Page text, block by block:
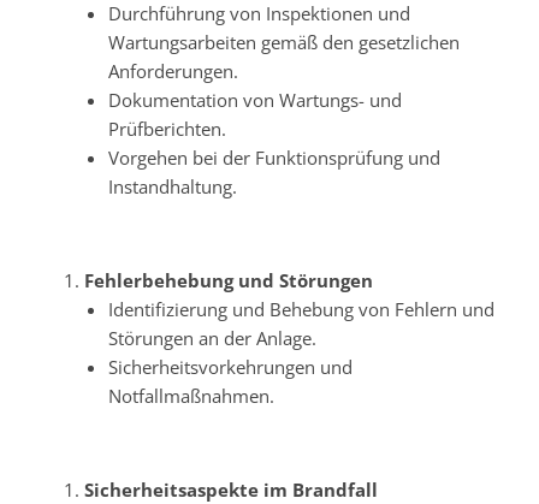
Durchführung von Inspektionen und
Wartungsarbeiten gemäß den gesetzlichen
Anforderungen.
Dokumentation von Wartungs- und
Prüfberichten.
Vorgehen bei der Funktionsprüfung und
Instandhaltung.
Fehlerbehebung und Störungen
Identifizierung und Behebung von Fehlern und
Störungen an der Anlage.
Sicherheitsvorkehrungen und
Notfallmaßnahmen.
Sicherheitsaspekte im Brandfall